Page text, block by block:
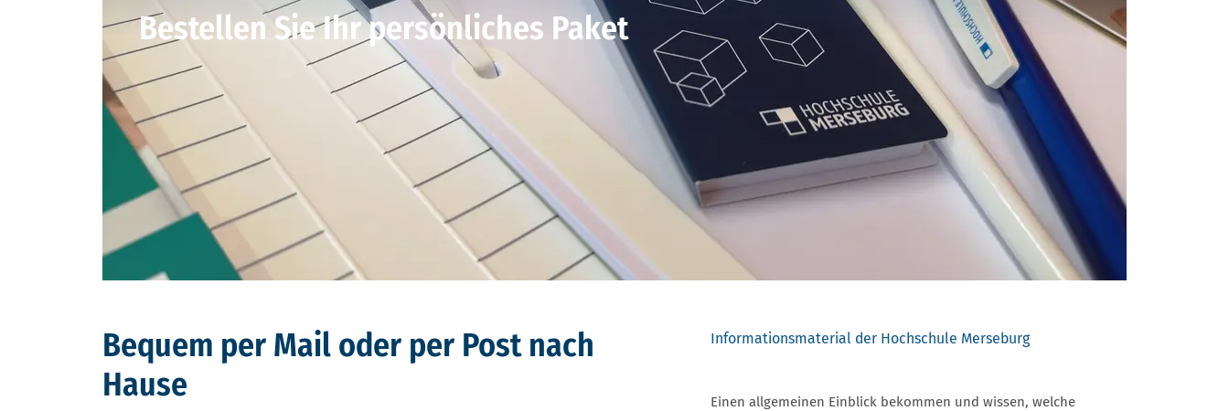
Bestellen Sie Ihr persönliches Paket
Bequem per Mail oder per Post nach
Hause
Informationsmaterial der Hochschule Merseburg
Einen allgemeinen Einblick bekommen und wissen, welche